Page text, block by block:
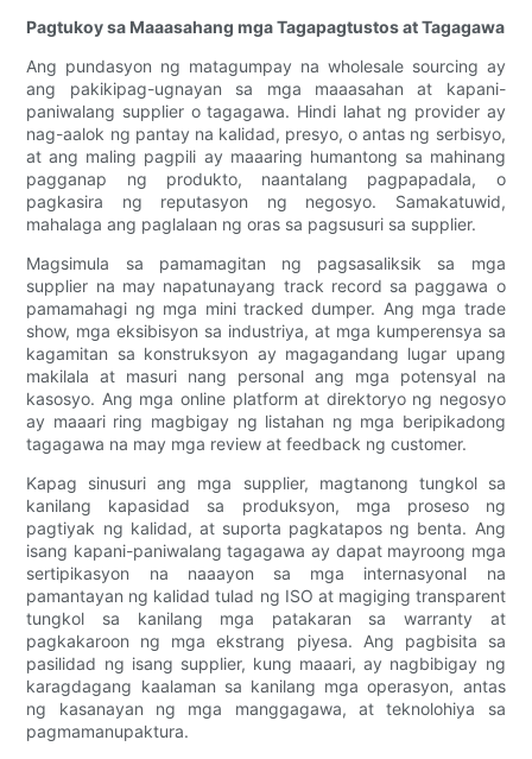
Pagtukoy sa Maaasahang mga Tagapagtustos at Tagagawa
Ang pundasyon ng matagumpay na wholesale sourcing ay
ang pakikipag-ugnayan sa mga maaasahan at kapani-
paniwalang supplier o tagagawa. Hindi lahat ng provider ay
nag-aalok ng pantay na kalidad, presyo, o antas ng serbisyo,
at ang maling pagpili ay maaaring humantong sa mahinang
pagganap ng produkto, naantalang pagpapadala, o
pagkasira ng reputasyon ng negosyo. Samakatuwid,
mahalaga ang paglalaan ng oras sa pagsusuri sa supplier.
Magsimula sa pamamagitan ng pagsasaliksik sa mga
supplier na may napatunayang track record sa paggawa o
pamamahagi ng mga mini tracked dumper. Ang mga trade
show, mga eksibisyon sa industriya, at mga kumperensya sa
kagamitan sa konstruksyon ay magagandang lugar upang
makilala at masuri nang personal ang mga potensyal na
kasosyo. Ang mga online platform at direktoryo ng negosyo
ay maaari ring magbigay ng listahan ng mga beripikadong
tagagawa na may mga review at feedback ng customer.
Kapag sinusuri ang mga supplier, magtanong tungkol sa
kanilang kapasidad sa produksyon, mga proseso ng
pagtiyak ng kalidad, at suporta pagkatapos ng benta. Ang
isang kapani-paniwalang tagagawa ay dapat mayroong mga
sertipikasyon na naaayon sa mga internasyonal na
pamantayan ng kalidad tulad ng ISO at magiging transparent
tungkol sa kanilang mga patakaran sa warranty at
pagkakaroon ng mga ekstrang piyesa. Ang pagbisita sa
pasilidad ng isang supplier, kung maaari, ay nagbibigay ng
karagdagang kaalaman sa kanilang mga operasyon, antas
ng kasanayan ng mga manggagawa, at teknolohiya sa
pagmamanupaktura.